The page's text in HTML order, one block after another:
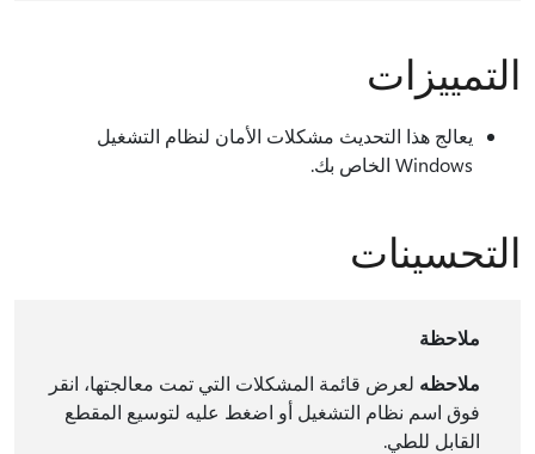
التمييزات
يعالج هذا التحديث مشكلات الأمان لنظام التشغيل
Windows الخاص بك.
التحسينات
ملاحظة
ملاحظه لعرض قائمة المشكلات التي تمت معالجتها، انقر
فوق اسم نظام التشغيل أو اضغط عليه لتوسيع المقطع
القابل للطي.